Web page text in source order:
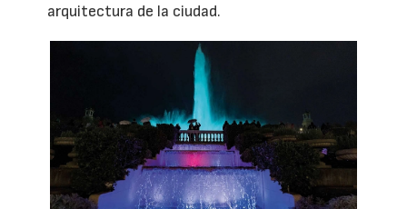
arquitectura de la ciudad.